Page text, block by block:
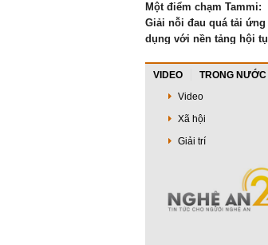
Một điểm chạm Tammi:
Giải nỗi đau quá tải ứng
dụng với nền tảng hội tụ
VIDEO TRONG NƯỚC
Video
Xã hội
Giải trí